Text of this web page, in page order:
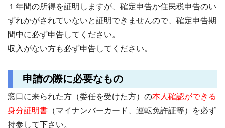
１年間の所得を証明しますが、確定申告か住民税申告のい
ずれかがされていないと証明できませんので、確定申告期
間中に必ず申告してください。
収入がない方も必ず申告してください。
申請の際に必要なもの
窓口に来られた方（委任を受けた方）の本人確認ができる
身分証明書 （マイナンバーカード、運転免許証等）を必ず
持参して下さい。